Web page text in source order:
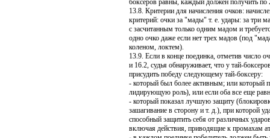
боксеров равны, каждый должен получить по
13.8. Критерии для начисления очков:
критерий: очки за "мады" т. е. удары: за три
с засчитанным только одним мадом и
одно очко даже если нет трех мадов (под
коленом, локтем).
13.9. Если в конце поединка, отметив число
и 16.2, судья обнаруживает, что у тай-
присудить победу следующему тай-боксеру:
- который был более активным; или который
лидирующую роль), или если оба все еще
- который показал лучшую защиту
зашагивание в сторону и т. д.), при которой
способный защитить себя от различных
включая действия, приводящие к промахам